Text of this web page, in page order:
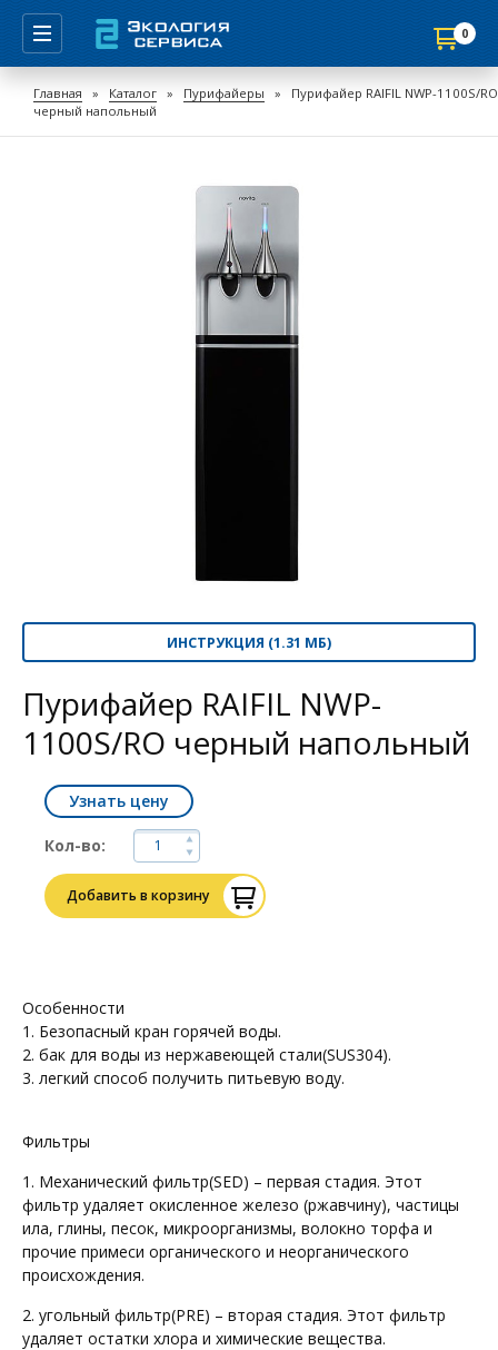
0
Главная » Каталог » Пурифайеры »
Пурифайер RAIFIL NWP-1100S/RO
черный напольный
ИНСТРУКЦИЯ (1.31 МБ)
Пурифайер RAIFIL NWP-
1100S/RO черный напольный
Узнать цену
Кол-во:
Добавить в корзину
Особенности
1. Безопасный кран горячей воды.
2. бак для воды из нержавеющей стали(SUS304).
3. легкий способ получить питьевую воду.
Фильтры
1. Механический фильтр(SED) – первая стадия. Этот
фильтр удаляет окисленное железо (ржавчину), частицы
ила, глины, песок, микроорганизмы, волокно торфа и
прочие примеси органического и неорганического
происхождения.
2. угольный фильтр(PRE) – вторая стадия. Этот фильтр
удаляет остатки хлора и химические вещества.
Продолжить покупки